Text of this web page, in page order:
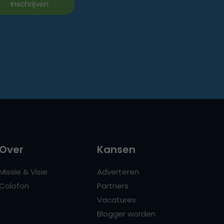
& Visie
Kansen
Adverteren
Partners
Vacatures
Blogger worden